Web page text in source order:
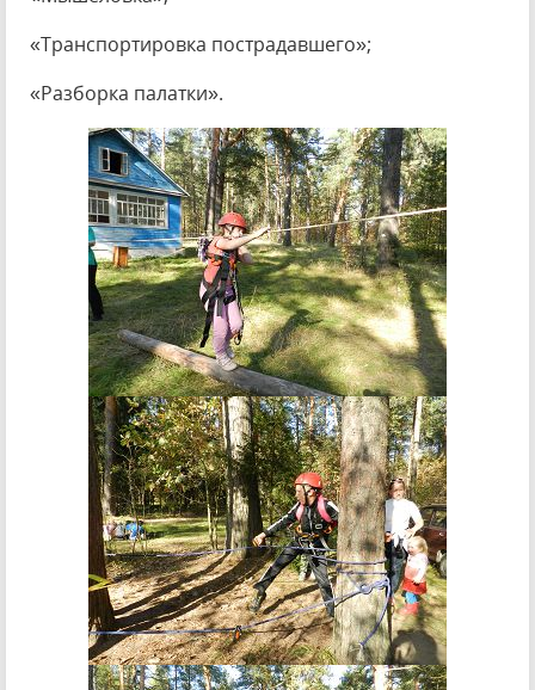
«Транспортировка пострадавшего»;
«Разборка палатки».